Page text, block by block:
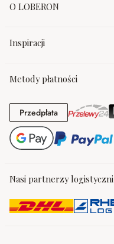
O LOBERON
Inspiracji
Metody płatności
PrzedpłataPrzedpłata
Nasi partnerzy logistyczni